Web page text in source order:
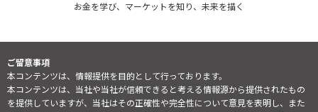
お金を学び、マーケットを知り、未来を描く
ご留意事項
本コンテンツは、情報提供を目的として行っております。
本コンテンツは、当社や当社が信頼できると考える情報源から提供されたもの
を提供していますが、当社はその正確性や完全性について意見を表明し、また